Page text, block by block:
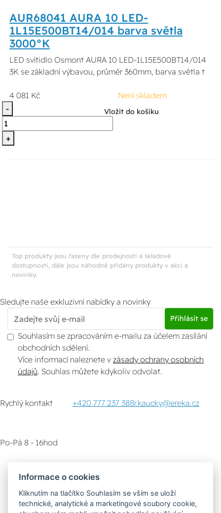
AUR68041 AURA 10 LED-
1L15E500BT14/014 barva světla
3000°K
LED svítidlo Osmont AURA 10 LED-1L15E500BT14/014
3K se základní výbavou, průměr 360mm, barva světla t
4 081 Kč
Není skladem
-
+
Vložit do košíku
Top produkty jsou řazeny dle prodejnosti a skladové
dostupnosti, dále jsou náhodně přidány produkty v akci a
novinky.
Sledujte naše exkluzivní nabídky a novinky
Přihlásit se
Souhlasím se zpracováním e-mailu za účelem zasílání
obchodních sdělení.
Více informací naleznete v zásady ochrany osobních
údajů . Souhlas můžete kdykoliv odvolat.
Rychlý kontakt +420 777 237 388r.kaucky@ereka.cz
Po-Pá 8 - 16hod
Poradna
Informace o cookies
Kliknutím na tlačítko Souhlasím se vším se uloží
technické, analytické a marketingové soubory cookie,